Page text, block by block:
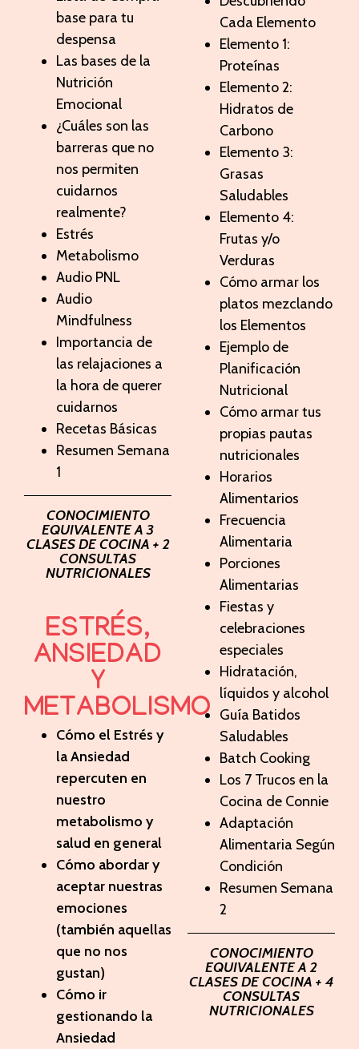
base para tu
despensa
Las bases de la
Nutrición
Emocional
¿Cuáles son las
barreras que no
nos permiten
cuidarnos
realmente?
Estrés
Metabolismo
Audio PNL
Audio
Mindfulness
Importancia de
las relajaciones a
la hora de querer
cuidarnos
Recetas Básicas
Resumen Semana
1
CONOCIMIENTO
EQUIVALENTE A 3
CLASES DE COCINA + 2
CONSULTAS
NUTRICIONALES
ESTRÉS,
ANSIEDAD
Y
METABOLISMO
Cómo el Estrés y
la Ansiedad
repercuten en
nuestro
metabolismo y
salud en general
Cómo abordar y
aceptar nuestras
emociones
(también aquellas
que no nos
gustan)
Cómo ir
gestionando la
Ansiedad
Cada Elemento
Elemento 1:
Proteínas
Elemento 2:
Hidratos de
Carbono
Elemento 3:
Grasas
Saludables
Elemento 4:
Frutas y/o
Verduras
Cómo armar los
platos mezclando
los Elementos
Ejemplo de
Planificación
Nutricional
Cómo armar tus
propias pautas
nutricionales
Horarios
Alimentarios
Frecuencia
Alimentaria
Porciones
Alimentarias
Fiestas y
celebraciones
especiales
Hidratación,
líquidos y alcohol
Guía Batidos
Saludables
Batch Cooking
Los 7 Trucos en la
Cocina de Connie
Adaptación
Alimentaria Según
Condición
Resumen Semana
2
CONOCIMIENTO
EQUIVALENTE A 2
CLASES DE COCINA + 4
CONSULTAS
NUTRICIONALES